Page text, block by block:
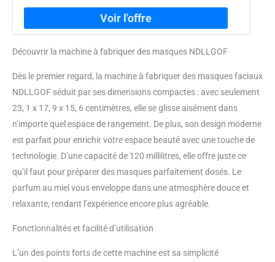
Découvrir la machine à fabriquer des masques NDLLGOF
Dès le premier regard, la machine à fabriquer des masques faciaux
NDLLGOF séduit par ses dimensions compactes : avec seulement
23, 1 x 17, 9 x 15, 6 centimètres, elle se glisse aisément dans
n’importe quel espace de rangement. De plus, son design moderne
est parfait pour enrichir votre espace beauté avec une touche de
technologie. D’une capacité de 120 millilitres, elle offre juste ce
qu’il faut pour préparer des masques parfaitement dosés. Le
parfum au miel vous enveloppe dans une atmosphère douce et
relaxante, rendant l’expérience encore plus agréable.
Fonctionnalités et facilité d’utilisation
L’un des points forts de cette machine est sa simplicité